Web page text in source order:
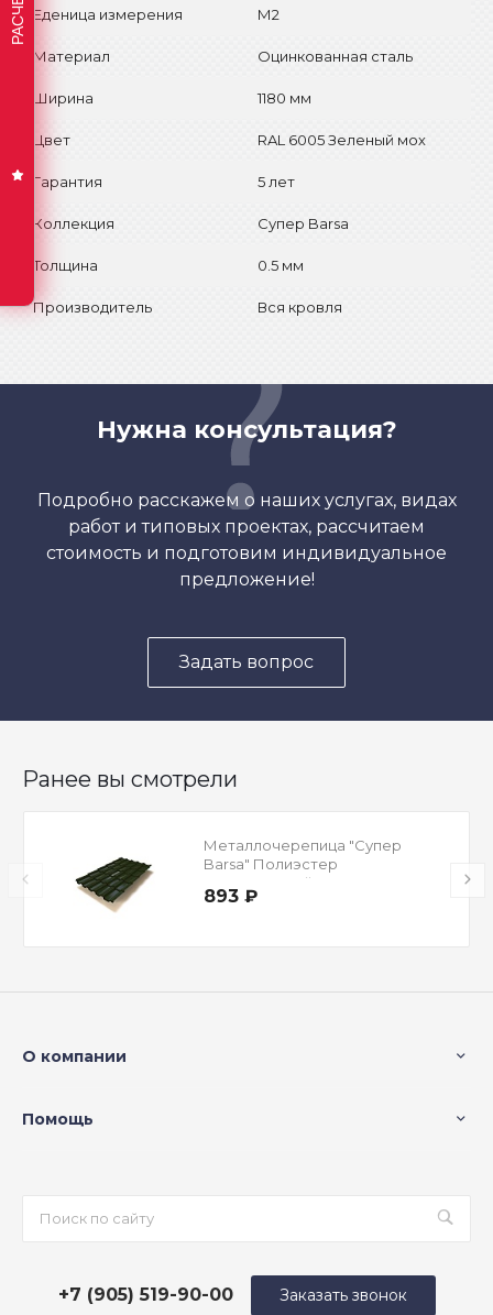
Еденица измерения М2
Материал Оцинкованная сталь
Ширина 1180 мм
Цвет RAL 6005 Зеленый мох
Гарантия 5 лет
Коллекция Супер Barsa
Толщина 0.5 мм
Производитель Вся кровля
Нужна консультация?
Подробно расскажем о наших услугах, видах
работ и типовых проектах, рассчитаем
стоимость и подготовим индивидуальное
предложение!
Задать вопрос
Ранее вы смотрели
Металлочерепица "Супер
Barsa" Полиэстер
Двусторонний RAL 6005
Зеленый мох 0,5 мм
893 ₽
О компании
Помощь
+7 (905) 519-90-00 Заказать звонок